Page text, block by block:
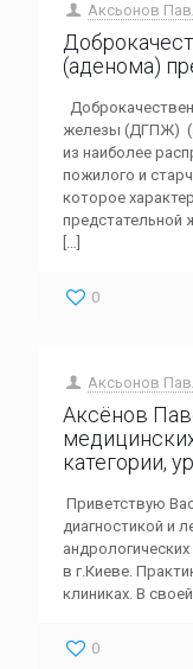
Аксьонов
(аденома)
железы (ДГПЖ)
из наиболее
пожилого и
которое
[…]
0
Аксьонов
Аксёнов
категории,
Приветствую
диагностикой и
в г.Киеве.
клиниках. В
0